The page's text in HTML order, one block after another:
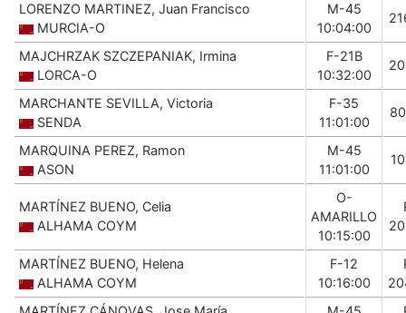
LORENZO MARTINEZ, Juan Francisco
MURCIA-O
M-45
10:04:00
MAJCHRZAK SZCZEPANIAK, Irmina
LORCA-O
F-21B
10:32:00
MARCHANTE SEVILLA, Victoria
SENDA
F-35
11:01:00
MARQUINA PEREZ, Ramon
ASON
M-45
11:01:00
MARTÍNEZ BUENO, Celia
ALHAMA COYM
O-
AMARILLO
10:15:00
MARTÍNEZ BUENO, Helena
ALHAMA COYM
F-12
10:16:00